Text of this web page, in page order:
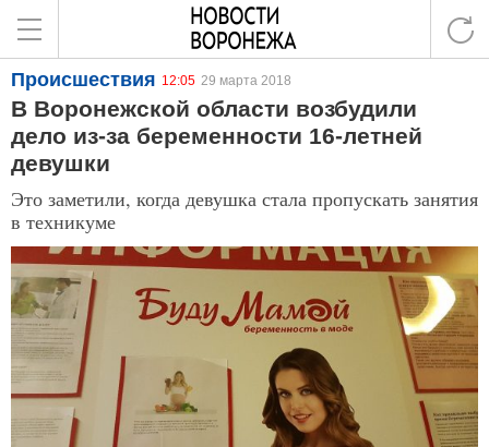
Происшествия 12:05 29 марта 2018
В Воронежской области возбудили
дело из-за беременности 16-летней
девушки
Это заметили, когда девушка стала пропускать занятия
в техникуме